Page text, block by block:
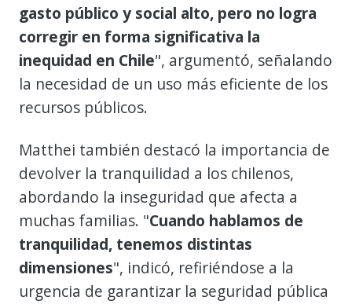
gasto público y social alto, pero no logra
corregir en forma significativa la
inequidad en Chile", argumentó, señalando
la necesidad de un uso más eficiente de los
recursos públicos.
Matthei también destacó la importancia de
devolver la tranquilidad a los chilenos,
abordando la inseguridad que afecta a
muchas familias. "Cuando hablamos de
tranquilidad, tenemos distintas
dimensiones", indicó, refiriéndose a la
urgencia de garantizar la seguridad pública